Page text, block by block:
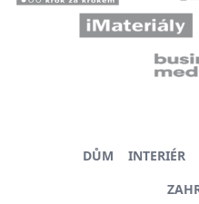
DŮM INTERIÉR